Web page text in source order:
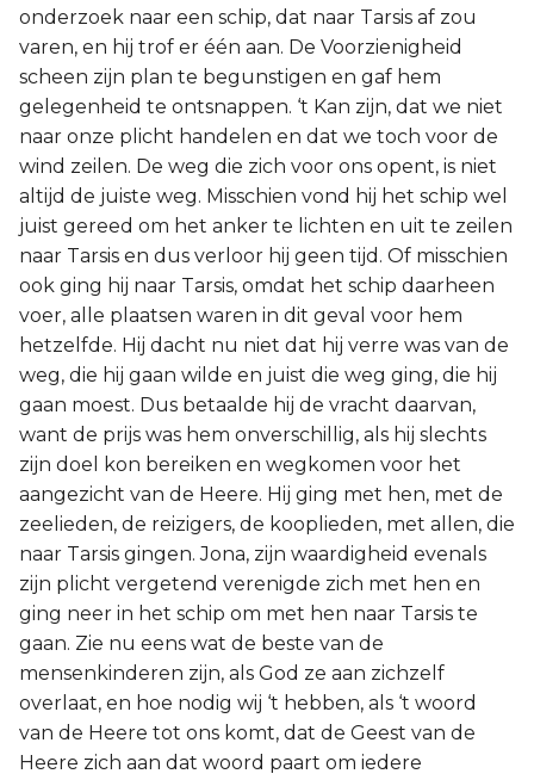
onderzoek naar een schip, dat naar Tarsis af zou
varen, en hij trof er één aan. De Voorzienigheid
scheen zijn plan te begunstigen en gaf hem
gelegenheid te ontsnappen. ‘t Kan zijn, dat we niet
naar onze plicht handelen en dat we toch voor de
wind zeilen. De weg die zich voor ons opent, is niet
altijd de juiste weg. Misschien vond hij het schip wel
juist gereed om het anker te lichten en uit te zeilen
naar Tarsis en dus verloor hij geen tijd. Of misschien
ook ging hij naar Tarsis, omdat het schip daarheen
voer, alle plaatsen waren in dit geval voor hem
hetzelfde. Hij dacht nu niet dat hij verre was van de
weg, die hij gaan wilde en juist die weg ging, die hij
gaan moest. Dus betaalde hij de vracht daarvan,
want de prijs was hem onverschillig, als hij slechts
zijn doel kon bereiken en wegkomen voor het
aangezicht van de Heere. Hij ging met hen, met de
zeelieden, de reizigers, de kooplieden, met allen, die
naar Tarsis gingen. Jona, zijn waardigheid evenals
zijn plicht vergetend verenigde zich met hen en
ging neer in het schip om met hen naar Tarsis te
gaan. Zie nu eens wat de beste van de
mensenkinderen zijn, als God ze aan zichzelf
overlaat, en hoe nodig wij ‘t hebben, als ‘t woord
van de Heere tot ons komt, dat de Geest van de
Heere zich aan dat woord paart om iedere